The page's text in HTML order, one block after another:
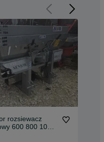
rozsiewacz
600 800 1000l
hydraulika